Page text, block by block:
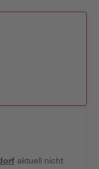
aktuell nicht